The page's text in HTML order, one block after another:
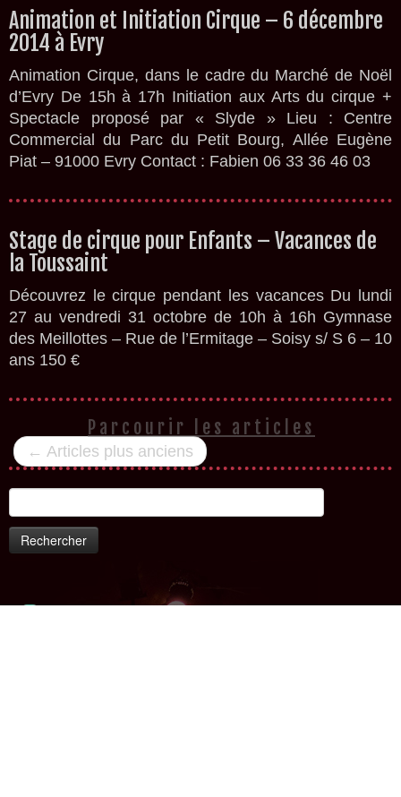
Animation et Initiation Cirque – 6 décembre
2014 à Evry
Animation Cirque, dans le cadre du Marché de Noël
d’Evry De 15h à 17h Initiation aux Arts du cirque +
Spectacle proposé par « Slyde » Lieu : Centre
Commercial du Parc du Petit Bourg, Allée Eugène
Piat – 91000 Evry Contact : Fabien 06 33 36 46 03
Stage de cirque pour Enfants – Vacances de
la Toussaint
Découvrez le cirque pendant les vacances Du lundi
27 au vendredi 31 octobre de 10h à 16h Gymnase
des Meillottes – Rue de l’Ermitage – Soisy s/ S 6 – 10
ans 150 €
Parcourir les articles
← Articles plus anciens